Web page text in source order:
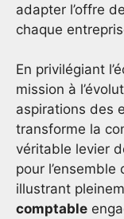
adapter l’offre
chaque
En privilégiant
mission à
aspirations des
transforme la
véritable levier
pour l’ensemble
illustrant
comptable